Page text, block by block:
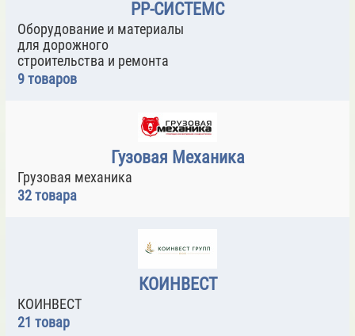
РР-СИСТЕМС
Оборудование и материалы
для дорожного
строительства и ремонта
9 товаров
Гузовая Механика
Грузовая механика
32 товара
КОИНВЕСТ
КОИНВЕСТ
21 товар